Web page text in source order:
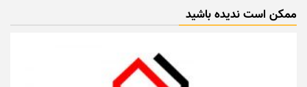
ممکن است ندیده باشید